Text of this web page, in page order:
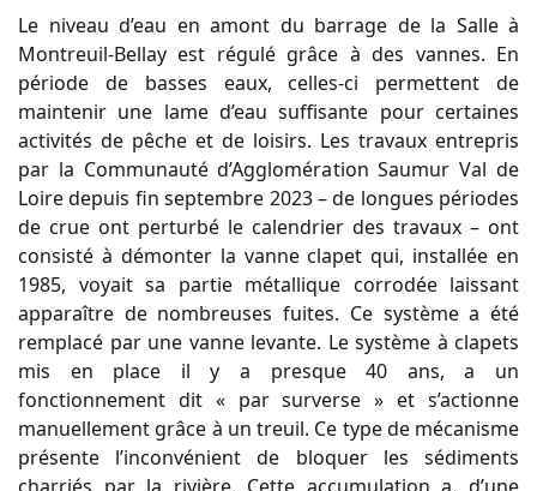
Le niveau d’eau en amont du barrage de la Salle à
Montreuil-Bellay est régulé grâce à des vannes. En
période de basses eaux, celles-ci permettent de
maintenir une lame d’eau suffisante pour certaines
activités de pêche et de loisirs. Les travaux entrepris
par la Communauté d’Agglomération Saumur Val de
Loire depuis fin septembre 2023 – de longues périodes
de crue ont perturbé le calendrier des travaux – ont
consisté à démonter la vanne clapet qui, installée en
1985, voyait sa partie métallique corrodée laissant
apparaître de nombreuses fuites. Ce système a été
remplacé par une vanne levante. Le système à clapets
mis en place il y a presque 40 ans, a un
fonctionnement dit « par surverse » et s’actionne
manuellement grâce à un treuil. Ce type de mécanisme
présente l’inconvénient de bloquer les sédiments
charriés par la rivière. Cette accumulation a, d’une